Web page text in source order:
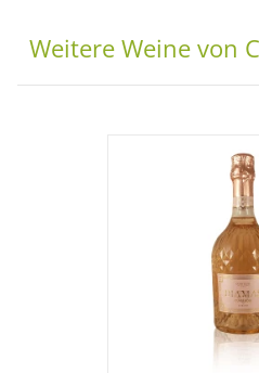
Weitere Weine von